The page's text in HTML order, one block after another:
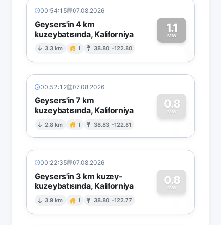
00:54:15 07.08.2026
Geysers'in 4 km
kuzeybatısında, Kaliforniya
3.3 km I 38.80, -122.80
1.1
MW1
00:52:12 07.08.2026
Geysers'in 7 km
kuzeybatısında, Kaliforniya
2.8 km I 38.83, -122.81
0.8
MW
0
00:22:35 07.08.2026
Geysers'in 3 km kuzey-
kuzeybatısında, Kaliforniya
3.9 km I 38.80, -122.77
0.8
MW
0